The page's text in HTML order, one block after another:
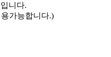
니다.
가능합니다.)